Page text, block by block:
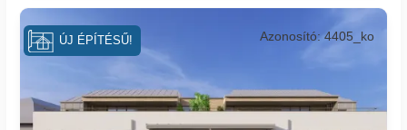
Azonosító: 4405_ko
ÚJ ÉPÍTÉSŰ!